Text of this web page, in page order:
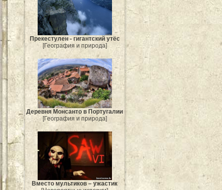
Прекестулен - гигантский утёс
[География и природа]
Деревня Монсанто в Португалии
[География и природа]
Вместо мультиков – ужастик